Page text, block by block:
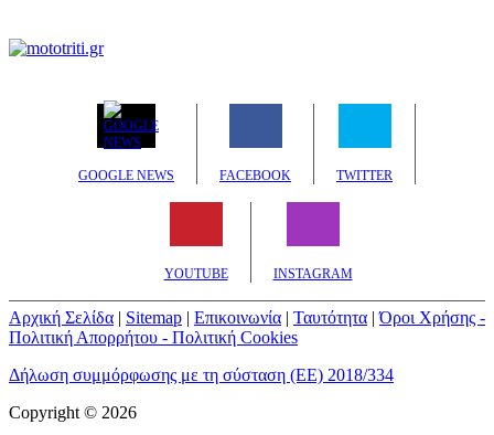
GOOGLE NEWS FACEBOOK TWITTER
YOUTUBE INSTAGRAM
Αρχική Σελίδα Sitemap Επικοινωνία Ταυτότητα |Όροι Χρήσης -
Πολιτική Απορρήτου - Πολιτική Cookies
Δήλωση συμμόρφωσης με τη σύσταση (ΕΕ) 2018/334
Copyright © 2026